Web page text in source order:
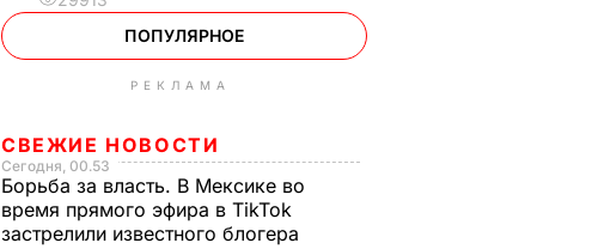
ПОПУЛЯРНОЕ
РЕКЛАМА
СВЕЖИЕ НОВОСТИ
Сегодня, 00.53
Борьба за власть. В Мексике во
время прямого эфира в TikTok
застрелили известного блогера